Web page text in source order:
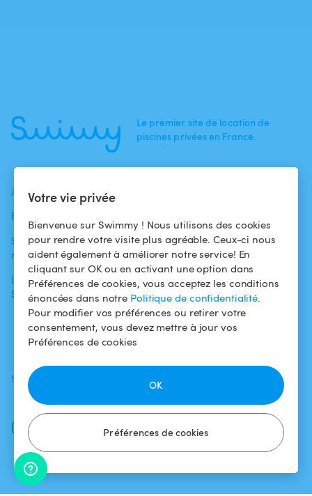
Votre vie privée
Bienvenue sur Swimmy ! Nous utilisons des cookies
pour rendre votre visite plus agréable. Ceux-ci nous
aident également à améliorer notre service! En
cliquant sur OK ou en activant une option dans
Préférences de cookies, vous acceptez les conditions
énoncées dans notre Politique de confidentialité.
Pour modifier vos préférences ou retirer votre
consentement, vous devez mettre à jour vos
Préférences de cookies
Préférences de cookies
OK
Le premier site de location de
piscines privées en France.
ACTUALITÉS
Blog
Swimmy dans les
médias
L'aventure
Swimmy
baigneurs
Pour les
propriétaires
Louer ma piscine
Comment ça
marche ?
Conditions
d'utilisation
Politique de
confidentialité
Mentions légales
SUIVEZ-NOUS
Facebook
Instagram